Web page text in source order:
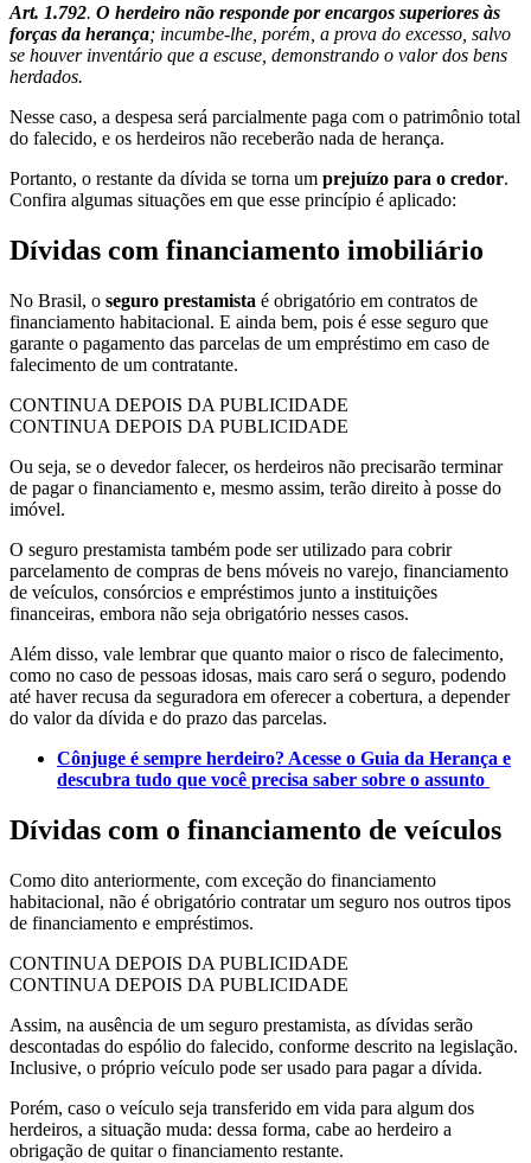
Art. 1.792. O herdeiro não responde por encargos superiores às
forças da herança; incumbe-lhe, porém, a prova do excesso, salvo
se houver inventário que a escuse, demonstrando o valor dos bens
herdados.
Nesse caso, a despesa será parcialmente paga com o patrimônio total
do falecido, e os herdeiros não receberão nada de herança.
Portanto, o restante da dívida se torna um prejuízo para o credor.
Confira algumas situações em que esse princípio é aplicado:
Dívidas com financiamento imobiliário
No Brasil, o seguro prestamista é obrigatório em contratos de
financiamento habitacional. E ainda bem, pois é esse seguro que
garante o pagamento das parcelas de um empréstimo em caso de
falecimento de um contratante.
CONTINUA DEPOIS DA PUBLICIDADE
CONTINUA DEPOIS DA PUBLICIDADE
Ou seja, se o devedor falecer, os herdeiros não precisarão terminar
de pagar o financiamento e, mesmo assim, terão direito à posse do
imóvel.
O seguro prestamista também pode ser utilizado para cobrir
parcelamento de compras de bens móveis no varejo, financiamento
de veículos, consórcios e empréstimos junto a instituições
financeiras, embora não seja obrigatório nesses casos.
Além disso, vale lembrar que quanto maior o risco de falecimento,
como no caso de pessoas idosas, mais caro será o seguro, podendo
até haver recusa da seguradora em oferecer a cobertura, a depender
do valor da dívida e do prazo das parcelas.
Cônjuge é sempre herdeiro? Acesse o Guia da Herança e
descubra tudo que você precisa saber sobre o assunto
Dívidas com o financiamento de veículos
Como dito anteriormente, com exceção do financiamento
habitacional, não é obrigatório contratar um seguro nos outros tipos
de financiamento e empréstimos.
CONTINUA DEPOIS DA PUBLICIDADE
CONTINUA DEPOIS DA PUBLICIDADE
Assim, na ausência de um seguro prestamista, as dívidas serão
descontadas do espólio do falecido, conforme descrito na legislação.
Inclusive, o próprio veículo pode ser usado para pagar a dívida.
Porém, caso o veículo seja transferido em vida para algum dos
herdeiros, a situação muda: dessa forma, cabe ao herdeiro a
obrigação de quitar o financiamento restante.